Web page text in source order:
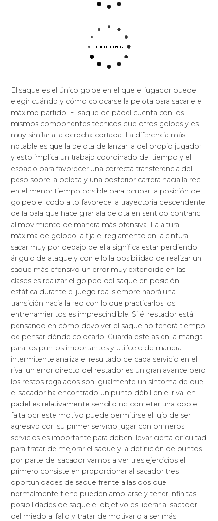
El saque es el único golpe en el que el jugador puede
elegir cuándo y cómo colocarse la pelota para sacarle el
máximo partido. El saque de pádel cuenta con los
mismos componentes técnicos que otros golpes y es
muy similar a la derecha cortada. La diferencia más
notable es que la pelota de lanzar la del propio jugador
y esto implica un trabajo coordinado del tiempo y el
espacio para favorecer una correcta transferencia del
peso sobre la pelota y una posterior carrera hacia la red
en el menor tiempo posible para ocupar la posición de
golpeo el codo alto favorece la trayectoria descendente
de la pala que hace girar ala pelota en sentido contrario
al movimiento de manera más ofensiva. La altura
máxima de golpeo la fija el reglamento en la cintura
sacar muy por debajo de ella significa estar perdiendo
ángulo de ataque y con ello la posibilidad de realizar un
saque más ofensivo un error muy extendido en las
clases es realizar el golpeo del saque en posición
estática durante el juego real siempre habrá una
transición hacia la red con lo que practicarlos los
entrenamientos es imprescindible. Si él restador está
pensando en cómo devolver el saque no tendrá tiempo
de pensar dónde colocarlo. Guarda este as en la manga
para los puntos importantes y utilícelo de manera
intermitente analiza el resultado de cada servicio en el
rival un error directo del restador es un gran avance pero
los restos regalados son igualmente un síntoma de que
el sacador ha encontrado un punto débil en el rival en
pádel es relativamente sencillo no cometer una doble
falta por este motivo puede permitirse el lujo de ser
agresivo con su primer servicio jugar con primeros
servicios es importante para deben llevar cierta dificultad
para tratar de mejorar el saque y la definición de puntos
por parte del sacador vamos a ver tres ejercicios el
primero consiste en proporcionar al sacador tres
oportunidades de saque frente a las dos que
normalmente tiene pueden ampliarse y tener infinitas
posibilidades de saque el objetivo es liberar al sacador
del miedo al fallo y tratar de motivarlo a ser más